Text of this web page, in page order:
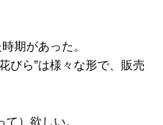
期があった。
びら”は様々な形で、販売
）欲しい。